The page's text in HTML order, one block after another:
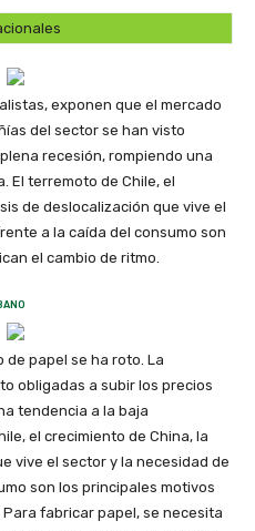
exponen que el mercado
del sector se han visto
recesión, rompiendo una
El terremoto de Chile, el
de deslocalización que vive el
a la caída del consumo son
el cambio de ritmo.
de papel se ha roto. La
obligadas a subir los precios
tendencia a la baja
el crecimiento de China, la
vive el sector y la necesidad de
son los principales motivos
fabricar papel, se necesita